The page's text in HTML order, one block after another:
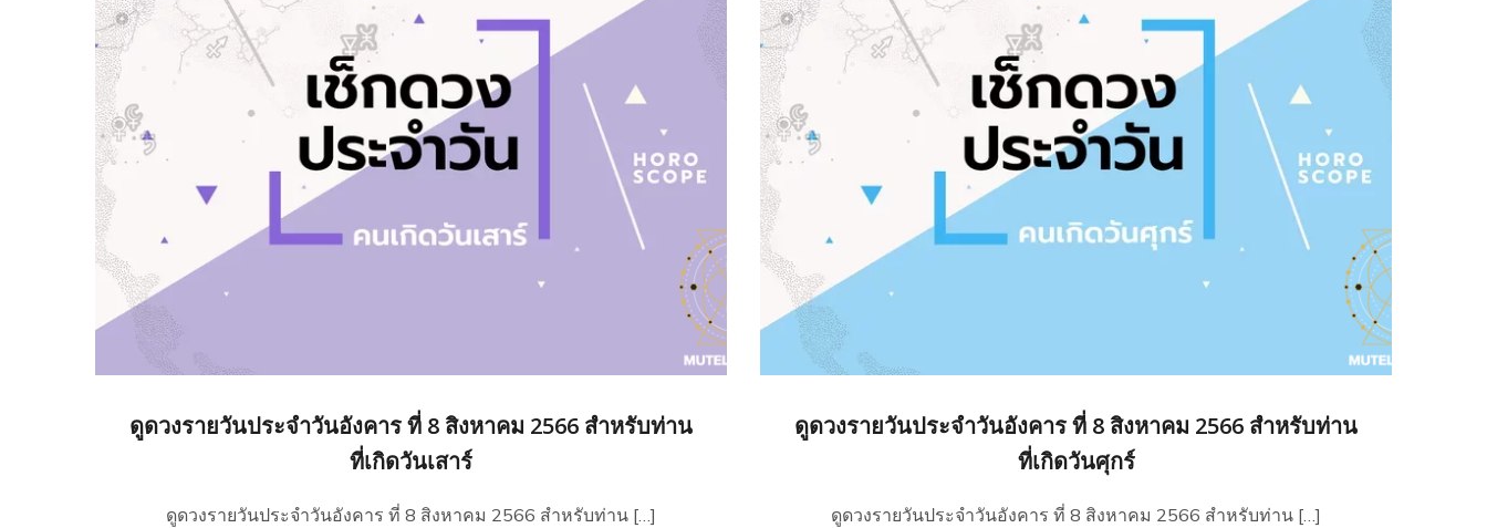
ดูดวงรายวันประจำวันอังคาร ที่ 8 สิงหาคม 2566 สำหรับท่าน
ที่เกิดวันเสาร์
ดูดวงรายวันประจำวันอังคาร ที่ 8 สิงหาคม 2566 สำหรับท่าน […]
ดูดวงรายวันประจำวันอังคาร ที่ 8 สิงหาคม 2566 สำหรับท่าน
ที่เกิดวันศุกร์
ดูดวงรายวันประจำวันอังคาร ที่ 8 สิงหาคม 2566 สำหรับท่าน […]